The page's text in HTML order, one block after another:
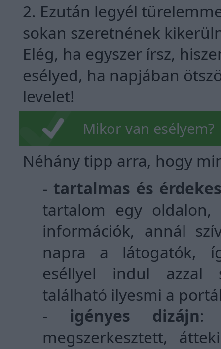
2. Ezután legyél
sokan szeretnének
Elég, ha egyszer írsz,
esélyed, ha napjában
levelet!
Mikor van esélyem?
Néhány tipp arra, hogy
- tartalmas és
tartalom egy oldalon,
információk, annál
napra a látogatók,
eséllyel indul azzal
található ilyesmi a
- igényes dizájn:
megszerkesztett,